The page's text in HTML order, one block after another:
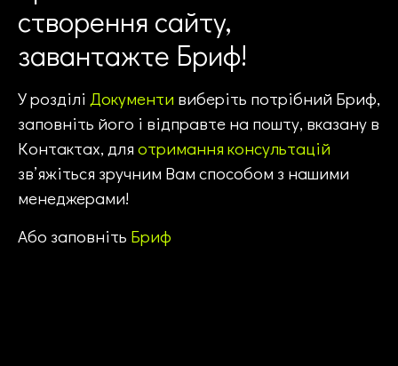
створення сайту,
завантажте Бриф!
У розділі Документи виберіть потрібний Бриф,
заповніть його і відправте на пошту, вказану в
Контактах, для отримання консультацій
зв’яжіться зручним Вам способом з нашими
менеджерами!
Або заповніть Бриф